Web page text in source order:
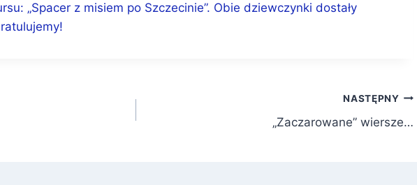
„Spacer z misiem po Szczecinie”. Obie dziewczynki dostały
NASTĘPNY
„Zaczarowane” wiersze…